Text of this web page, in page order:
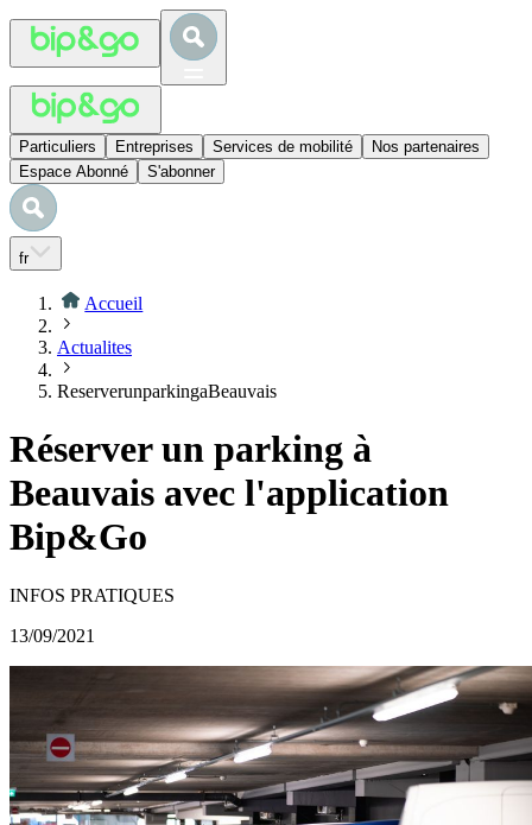
Particuliers Entreprises Services de mobilité
Nos partenaires
Espace Abonné
S'abonner
fr
Accueil
Actualites
ReserverunparkingaBeauvais
Réserver un parking à
Beauvais avec l'application
Bip&Go
INFOS PRATIQUES
13/09/2021